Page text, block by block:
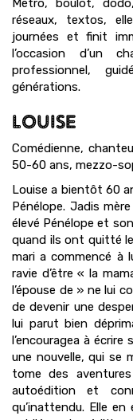
Métro, boulot,
réseaux, textos,
journées et finit
l’occasion d’un
professionnel,
générations.
LOUISE
Comédienne,
50-60 ans, mezzo-
Louise a bientôt 60
Pénélope. Jadis
élevé Pénélope et
quand ils ont quitté
mari a commencé à
ravie d’être « la
l’épouse de » ne lui
de devenir une
lui parut bien
l’encouragea à
une nouvelle, qui se
tome des
autoédition et
qu’inattendu. Elle